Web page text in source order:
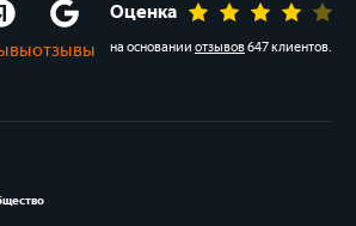
отзывы
Оценка
на основании отзывов647 клиентов.